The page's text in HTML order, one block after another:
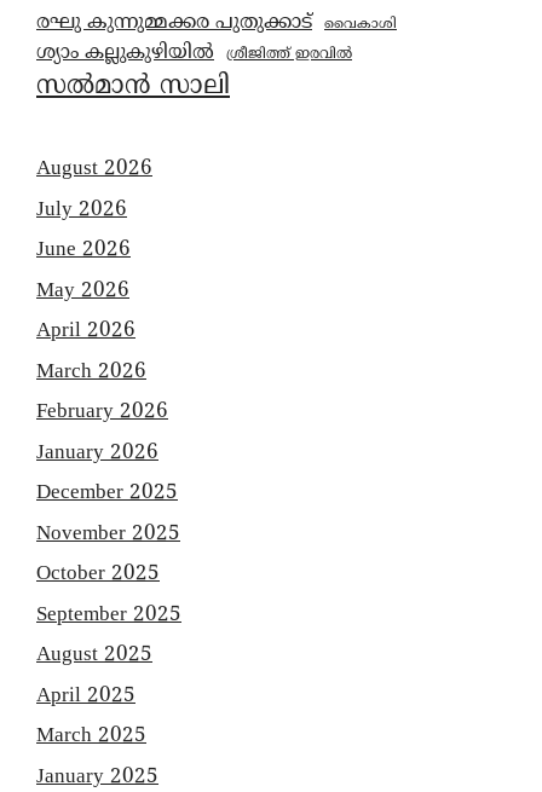
രഘു കുന്നുമ്മക്കര പുതുക്കാട് വൈകാശി
ശ്യാം കല്ലുകുഴിയിൽ ശ്രീജിത്ത് ഇരവിൽ
സൽമാൻ സാലി
August 2026
July 2026
June 2026
May 2026
April 2026
March 2026
February 2026
January 2026
December 2025
November 2025
October 2025
September 2025
August 2025
April 2025
March 2025
January 2025